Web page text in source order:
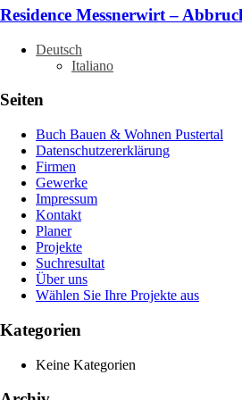
Residence Messnerwirt –
Deutsch
Italiano
Seiten
Buch Bauen & Wohnen Pustertal
Datenschutzererklärung
Firmen
Gewerke
Impressum
Kontakt
Planer
Projekte
Suchresultat
Über uns
Wählen Sie Ihre Projekte aus
Kategorien
Keine Kategorien